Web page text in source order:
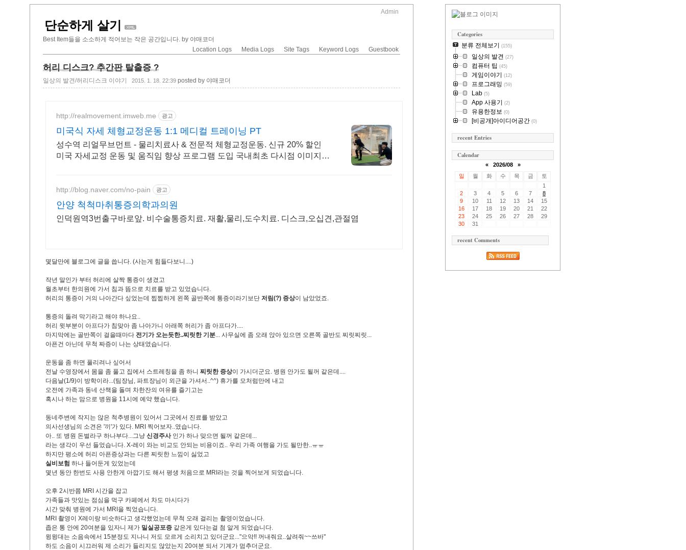
Admin
단순하게 살기
Best Item들을 소소하게 적어보는 작은 공간입니다. by 야매코더
Location Logs
Media Logs Site Tags Keyword Logs Guestbook
허리 디스크? 추간판 탈출증 ?
일상의 발견/허리디스크 이야기 2015. 1. 18. 22:39 posted by 야매코더
http://realmovement.imweb.me 광고
미국식 자세 체형교정운동 1:1 메디컬 트레이닝 PT
성수역 리얼무브먼트 - 물리치료사 & 전문적 체형교정운동. 신규 20% 할인
미국 자세교정 운동 및 움직임 향상 프로그램 도입 국내최초 다시점 이미지
http://blog.naver.com/no-pain 광고
안양 척척마취통증의학과의원
인덕원역3번출구바로앞. 비수술통증치료. 재활,물리,도수치료. 디스크,오십견,관절염
몇달만에 블로그에 글을 씁니다. (사는게 힘들다보니....)
작년 말인가 부터 허리에 살짝 통증이 생겼고
월초부터 한의원에 가서 침과 뜸으로 치료를 받고 있었습니다.
허리의 통증이 거의 나아간다 싶었는데 찝찝하게 왼쪽 골반쪽에 통증이라기보단 저림(?) 증상이 남았었죠.
통증의 돌려 막기라고 해야 하나요..
허리 윗부분이 아프다가 침맞아 좀 나아가니 아래쪽 허리가 좀 아프다가....
마지막에는 골반쪽이 걸을때마다 전기가 오는듯한..찌릿한 기분... 사무실에 좀 오래 앉아 있으면 오른쪽 골반도 찌릿찌릿...
아픈건 아닌데 무척 짜증이 나는 상태였습니다.
운동을 좀 하면 풀리려나 싶어서
전날 수영장에서 몸을 좀 풀고 집에서 스트레칭을 좀 하니 찌릿한 증상이 가시더군요. 병원 안가도 될꺼 같은데....
다음날(1/9)이 방학이라...(팀장님, 파트장님이 외근을 가셔서..^^) 휴가를 모처럼만에 내고
오전에 가족과 동네 산책을 돌며 차한잔의 여유를 즐기고는
혹시나 하는 맘으로 병원을 11시에 예약 했습니다.
동네주변에 작지는 않은 척추병원이 있어서 그곳에서 진료를 받았고
의사선생님의 소견은 '끼'가 있다. MRI 찍어보자..였습니다.
아.. 또 병원 돈벌라구 하나부다...그냥 신경주사인가 하나 맞으면 될꺼 같은데...
라는 생각이 우선 들었습니다. X-레이 와는 비교도 안되는 비용이죠.. 우리 가족 여행을 가도 될만한..ㅠㅠ
하지만 평소에 허리 아픈증상과는 다른 찌릿한 느낌이 싫었고
실비보험 하나 들어둔게 있었는데
몇년 동안 한번도 사용 안한게 아깝기도 해서 평생 처음으로 MRI라는 것을 찍어보게 되었습니다.
오후 2시반쯤 MRI 시간을 잡고
가족들과 맛있는 점심을 먹구 카페에서 차도 마시다가
시간 맞춰 병원에 가서 MRI을 찍었습니다.
MRI 촬영이 X레이랑 비슷하다고 생각했었는데 무척 오래 걸리는 촬영이었습니다.
좁은 통 안에 20여분을 있자니 제가 밀실공포증 같은게 있다는걸 첨 알게 되었습니다.
윙윙대는 소음속에서 15분정도 지나니 저도 모르게 소리치고 있더군요..."으악!! 꺼내줘요..살려줘~~쓰바"
하도 소음이 시끄러워 제 소리가 들리지도 않았는지 20여분 되서 기계가 멈추더군요.
Categories
분류 전체보기 (155)
일상의 발견 (27)
컴퓨터 팁 (45)
게임이야기 (12)
프로그래밍 (59)
Lab (5)
App 사용기 (2)
유용한정보 (0)
[비공개]아이디어공간 (0)
recent Entries
Calendar
« 2026/08
»
일
월 화 수 목 금
토
1
2
3 4 5 6 7
8
9
10 11 12 13 14
15
16
17 18 19 20 21
22
23
24 25 26 27 28
29
30
31
recent Comments